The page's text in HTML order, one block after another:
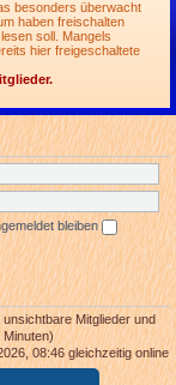
besonders überwacht
haben freischalten
soll. Mangels
hier freigeschaltete
bleiben
Mitglieder und
08:46 gleichzeitig online